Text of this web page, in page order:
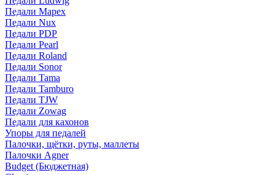
Педали Mapex
Педали Nux
Педали PDP
Педали Pearl
Педали Roland
Педали Sonor
Педали Tama
Педали Tamburo
Педали TJW
Педали Zowag
Педали для кахонов
Упоры для педалей
Палочки, щётки, руты, маллеты
Палочки Agner
Budget (Бюджетная)